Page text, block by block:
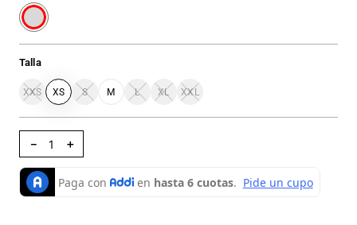
Talla
XXS XS S M L XL XXL
＋
－